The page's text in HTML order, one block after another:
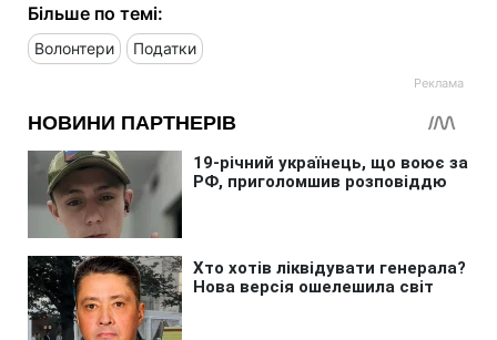
Більше по темі:
Волонтери Податки